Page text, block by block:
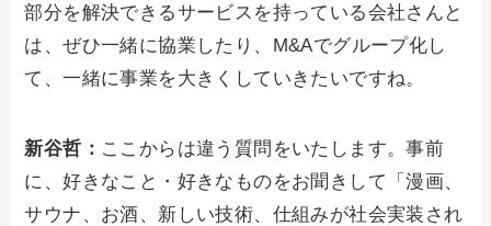
部分を解決できるサービスを持っている会社さんと
は、ぜひ一緒に協業したり、M&Aでグループ化し
て、一緒に事業を大きくしていきたいですね。
新谷哲： ここからは違う質問をいたします。事前
に、好きなこと・好きなものをお聞きして「漫画、
サウナ、お酒、新しい技術、仕組みが社会実装され